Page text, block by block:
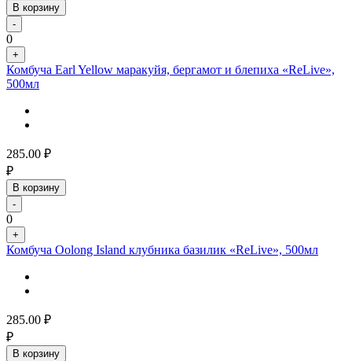
В корзину
-
0
+
Комбуча Earl Yellow маракуйя, бергамот и блепиха «ReLive»,
500мл
285.00 ₽
₽
В корзину
-
0
+
Комбуча Oolong Island клубника базилик «ReLive», 500мл
285.00 ₽
₽
В корзину